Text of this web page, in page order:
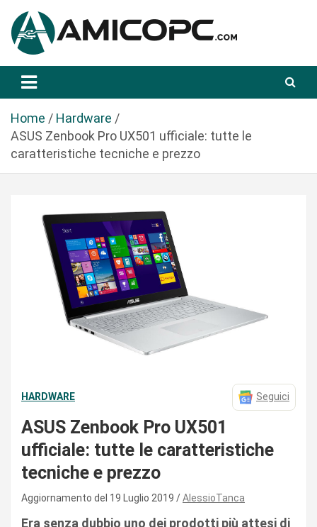
a
Amicopc.com
Home
Hardware
ASUS Zenbook Pro UX501 ufficiale: tutte le
caratteristiche tecniche e prezzo
HARDWARE Seguici
ASUS Zenbook Pro UX501
ufficiale: tutte le caratteristiche
tecniche e prezzo
Aggiornamento del 19 Luglio 2019 AlessioTanca
Era senza dubbio uno dei prodotti più attesi di